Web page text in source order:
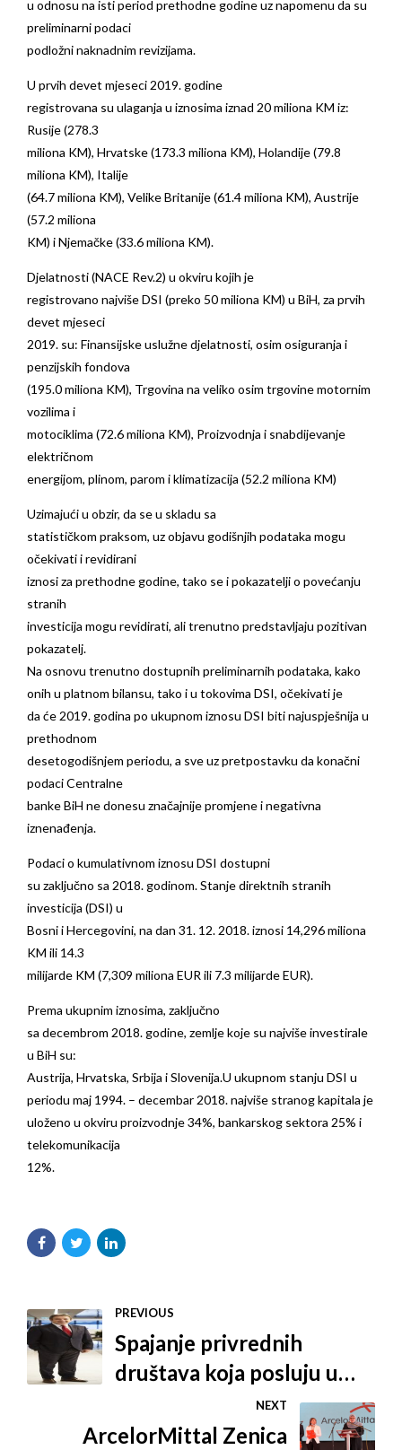
u odnosu na isti period prethodne godine uz napomenu da su
preliminarni podaci
podložni naknadnim revizijama.
U prvih devet mjeseci 2019. godine
registrovana su ulaganja u iznosima iznad 20 miliona KM iz:
Rusije (278.3
miliona KM), Hrvatske (173.3 miliona KM), Holandije (79.8
miliona KM), Italije
(64.7 miliona KM), Velike Britanije (61.4 miliona KM), Austrije
(57.2 miliona
KM) i Njemačke (33.6 miliona KM).
Djelatnosti (NACE Rev.2) u okviru kojih je
registrovano najviše DSI (preko 50 miliona KM) u BiH, za prvih
devet mjeseci
2019. su: Finansijske uslužne djelatnosti, osim osiguranja i
penzijskih fondova
(195.0 miliona KM), Trgovina na veliko osim trgovine motornim
vozilima i
motociklima (72.6 miliona KM), Proizvodnja i snabdijevanje
električnom
energijom, plinom, parom i klimatizacija (52.2 miliona KM)
Uzimajući u obzir, da se u skladu sa
statističkom praksom, uz objavu godišnjih podataka mogu
očekivati i revidirani
iznosi za prethodne godine, tako se i pokazatelji o povećanju
stranih
investicija mogu revidirati, ali trenutno predstavljaju pozitivan
pokazatelj.
Na osnovu trenutno dostupnih preliminarnih podataka, kako
onih u platnom bilansu, tako i u tokovima DSI, očekivati je
da će 2019. godina po ukupnom iznosu DSI biti najuspješnija u
prethodnom
desetogodišnjem periodu, a sve uz pretpostavku da konačni
podaci Centralne
banke BiH ne donesu značajnije promjene i negativna
iznenađenja.
Podaci o kumulativnom iznosu DSI dostupni
su zaključno sa 2018. godinom. Stanje direktnih stranih
investicija (DSI) u
Bosni i Hercegovini, na dan 31. 12. 2018. iznosi 14,296 miliona
KM ili 14.3
milijarde KM (7,309 miliona EUR ili 7.3 milijarde EUR).
Prema ukupnim iznosima, zaključno
sa decembrom 2018. godine, zemlje koje su najviše investirale
u BiH su:
Austrija, Hrvatska, Srbija i Slovenija.U ukupnom stanju DSI u
periodu maj 1994. – decembar 2018. najviše stranog kapitala je
uloženo u okviru proizvodnje 34%, bankarskog sektora 25% i
telekomunikacija
12%.
PREVIOUS
Spajanje privrednih
društava koja posluju u
sklopu Şişecam Grupacije
NEXT
ArcelorMittal Zenica